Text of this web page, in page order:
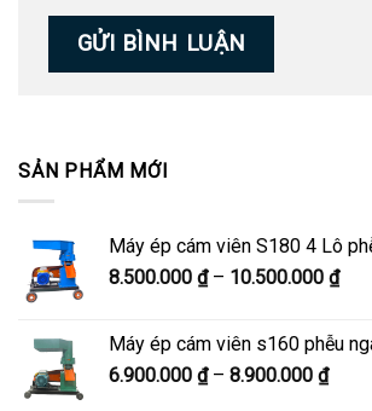
SẢN PHẨM MỚI
Máy ép cám viên S180 4 Lô
8.500.000 ₫ – 10.500.000 ₫
Máy ép cám viên s160 phễu
6.900.000 ₫ – 8.900.000 ₫